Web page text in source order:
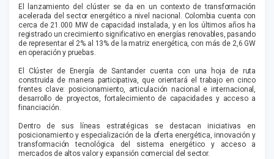
El lanzamiento del clúster se da en un contexto de transformación
acelerada del sector energético a nivel nacional. Colombia cuenta con
cerca de 21.000 MW de capacidad instalada, y en los últimos años ha
registrado un crecimiento significativo en energías renovables, pasando
de representar el 2% al 13% de la matriz energética, con más de 2,6 GW
en operación y pruebas.
El Clúster de Energía de Santander cuenta con una hoja de ruta
construida de manera participativa, que orientará el trabajo en cinco
frentes clave: posicionamiento, articulación nacional e internacional,
desarrollo de proyectos, fortalecimiento de capacidades y acceso a
financiación.
Dentro de sus líneas estratégicas se destacan iniciativas en
posicionamiento y especialización de la oferta energética, innovación y
transformación tecnológica del sistema energético y acceso a
mercados de altos valor y expansión comercial del sector.